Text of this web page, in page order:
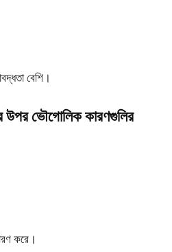
বেশি।
উপর ভৌগোলিক কারণগুলির
করে।